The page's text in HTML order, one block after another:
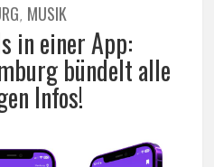
, MUSIK
in einer App:
bündelt alle
Infos!